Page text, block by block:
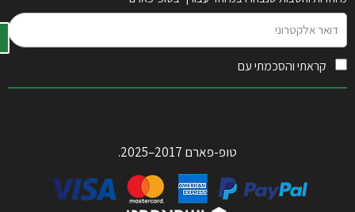
אלקטרוני
קראתי והסכמתי עם
טופ-פארם 2017–2025.